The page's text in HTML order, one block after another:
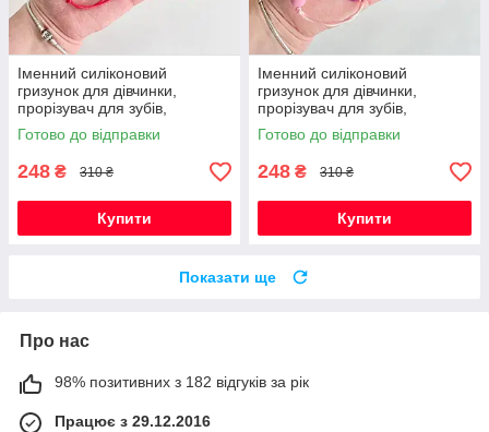
Іменний силіконовий
гризунок для дівчинки,
прорізувач для зубів,
Монстера (червоний)
Готово до відправки
248 ₴ 310 ₴
Купити
Іменний силіконовий
гризунок для дівчинки,
прорізувач для зубів,
Монстера (винний)
Готово до відправки
248 ₴ 310 ₴
Купити
Показати ще
Про нас
98% позитивних з 182 відгуків за рік
Працює з 29.12.2016